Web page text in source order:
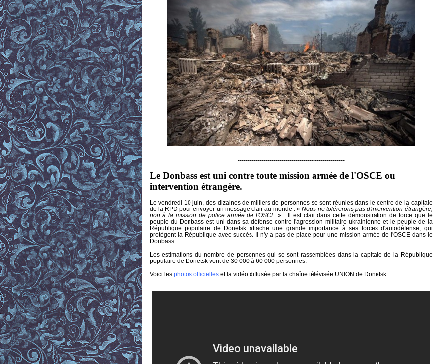
------------------------------------------------------
Le Donbass est uni contre toute mission armée de l'OSCE ou
intervention étrangère.
Le vendredi 10 juin, des dizaines de milliers de personnes se sont réunies dans le centre de la capitale
de la RPD pour envoyer un message clair au monde : «Nous ne tolérerons pasd'intervention étrangère,
non à la mission de police armée de l'OSCE » . Il est clair dans cette démonstration de force que le
peuple du Donbass est uni dans sa défense contre l'agression militaire ukrainienne et le peuple de la
République populaire de Donetsk attache une grande importance à ses forces d'autodéfense, qui
protègent la République avec succès. Il n'y a pas de place pour une mission armée de l'OSCE dans le
Donbass.
Les estimations du nombre de personnes qui se sont rassemblées dans la capitale de la République
populaire de Donetsk vont de 30 000 à 60 000 personnes.
Voici les photos officielles et la vidéo diffusée par la chaîne télévisée UNION de Donetsk.